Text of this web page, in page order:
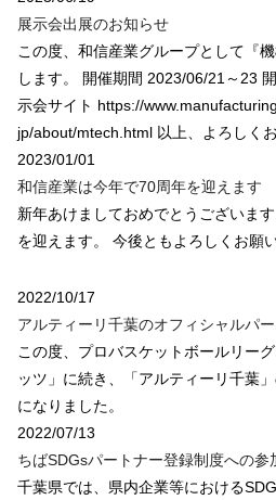
展示会出展のお知らせ
この度、和信産業グループとして『
します。 開催期間 2023/06/21～23
示会サイト https://
jp/about/mtech.html 以上、よろしく
2023/01/01
和信産業は今年で70周年を迎えます
新年あけましておめでとうございま
を迎えます。 今後ともよろしくお願
2022/10/17
アルティーリ千葉のオフィシャルパー
この度、プロバスケットボールリー
ッツ」に続き、「アルティーリ千葉
になりました。
2022/07/13
ちばSDGsパートナー登録制度への参
千葉県では、県内企業等における